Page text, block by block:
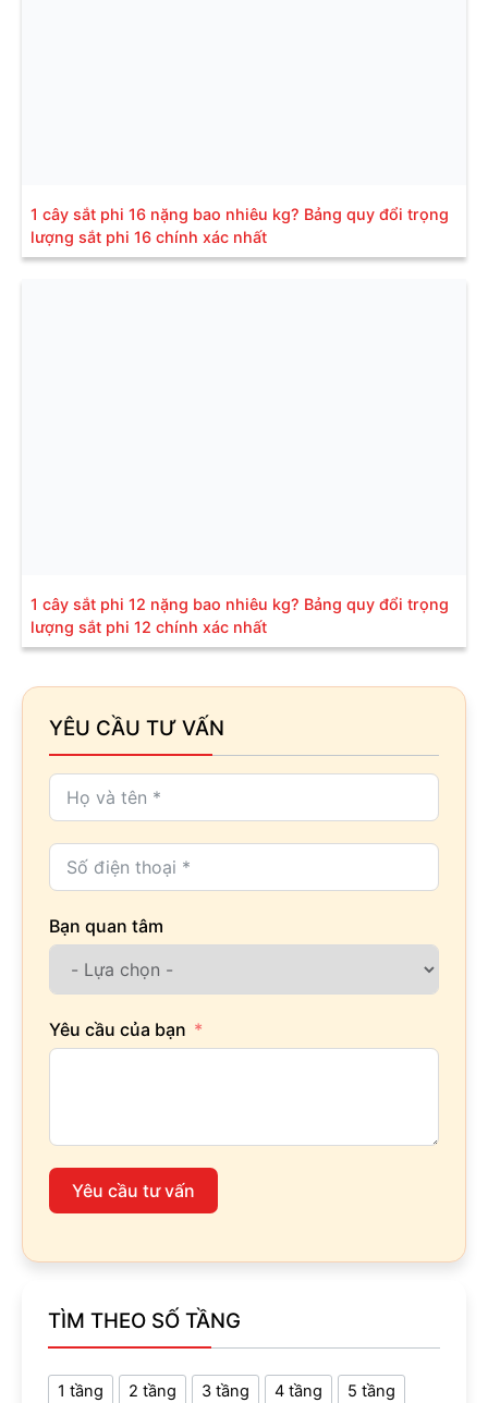
1 cây sắt phi 16 nặng bao nhiêu kg? Bảng quy đổi trọng
lượng sắt phi 16 chính xác nhất
1 cây sắt phi 12 nặng bao nhiêu kg? Bảng quy đổi trọng
lượng sắt phi 12 chính xác nhất
YÊU CẦU TƯ VẤN
Bạn quan tâm
Yêu cầu của bạn
Yêu cầu tư vấn
TÌM THEO SỐ TẦNG
1 tầng 2 tầng 3 tầng 4 tầng 5 tầng